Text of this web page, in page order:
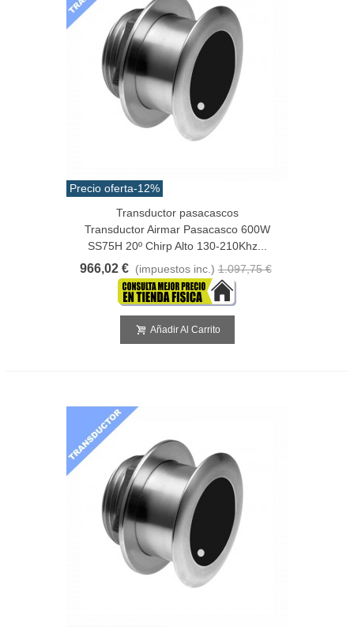
Precio oferta-12%
Transductor pasacascos
Transductor Airmar Pasacasco 600W
SS75H 20º Chirp Alto 130-210Khz...
966,02 € (impuestos inc.) 1.097,75 €
Añadir Al Carrito